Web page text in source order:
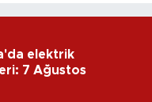
elektrik
7 Ağustos